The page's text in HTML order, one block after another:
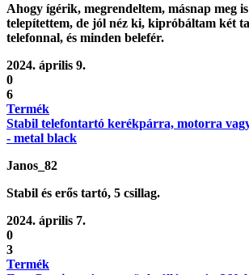
Ahogy ígérik, megrendeltem, másnap meg
telepítettem, de jól néz ki, kipróbáltam két
telefonnal, és minden belefér.
2024. április 9.
0
6
Termék
Stabil telefontartó kerékpárra, motorra
- metal black
Janos_82
Stabil és erős tartó, 5 csillag.
2024. április 7.
0
3
Termék